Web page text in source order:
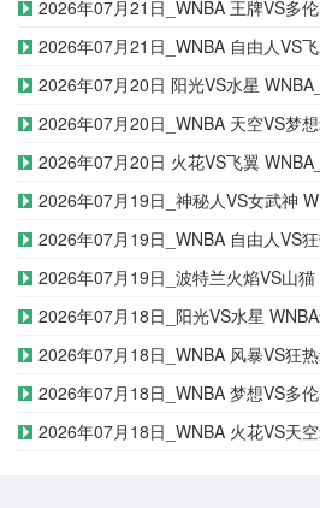
2026年07月21日_WNBA 王牌VS多伦多节
2026年07月21日_WNBA 自由人VS飞翼
2026年07月20日 阳光VS水星
2026年07月20日_WNBA 天空VS梦想
2026年07月20日 火花VS飞翼
2026年07月19日_神秘人VS女武神 WNBA
2026年07月19日_WNBA 自由人VS狂热
2026年07月19日_波特兰火焰VS山猫
2026年07月18日_阳光VS水星 WNBA
2026年07月18日_WNBA 风暴VS狂热
2026年07月18日_WNBA 梦想VS多伦多节
2026年07月18日_WNBA 火花VS天空